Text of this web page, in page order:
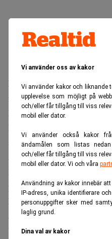
Vi använder oss av kakor
Vi använder kakor och liknande
upplevelse som möjligt på
och/eller får tillgång till viss
mobil eller dator.
Vi använder också kakor
ändamålen som listas
och/eller får tillgång till viss
mobil eller dator. Vi och våra
Användning av kakor innebär
IP-adress, unika identifierare
personuppgifter sker med
laglig grund.
Dina val av kakor
Blackstone som är en av
för alternativa investeringar
Detta som i ett led att vidga
Blackstone följer trenden
som KKR och Apollo. Detta
söndagen.
på denna verksamhet.
Den enda större
att skaffa en licens är Carlyle.
Underwriting-tjänster i